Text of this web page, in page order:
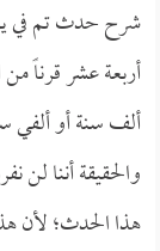
شرح حدث تم في
أربعة عشر قرناً
ألف سنة أو ألفي
والحقيقة أننا
هذا الحدث؛ لأن